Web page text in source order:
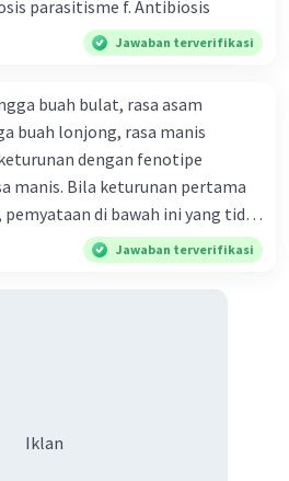
parasitisme f. Antibiosis
Jawaban terverifikasi
buah bulat, rasa asam
buah lonjong, rasa manis
dengan fenotipe
manis. Bila keturunan pertama
yang dihasilkan dariJawaban terverifikasi
Iklan